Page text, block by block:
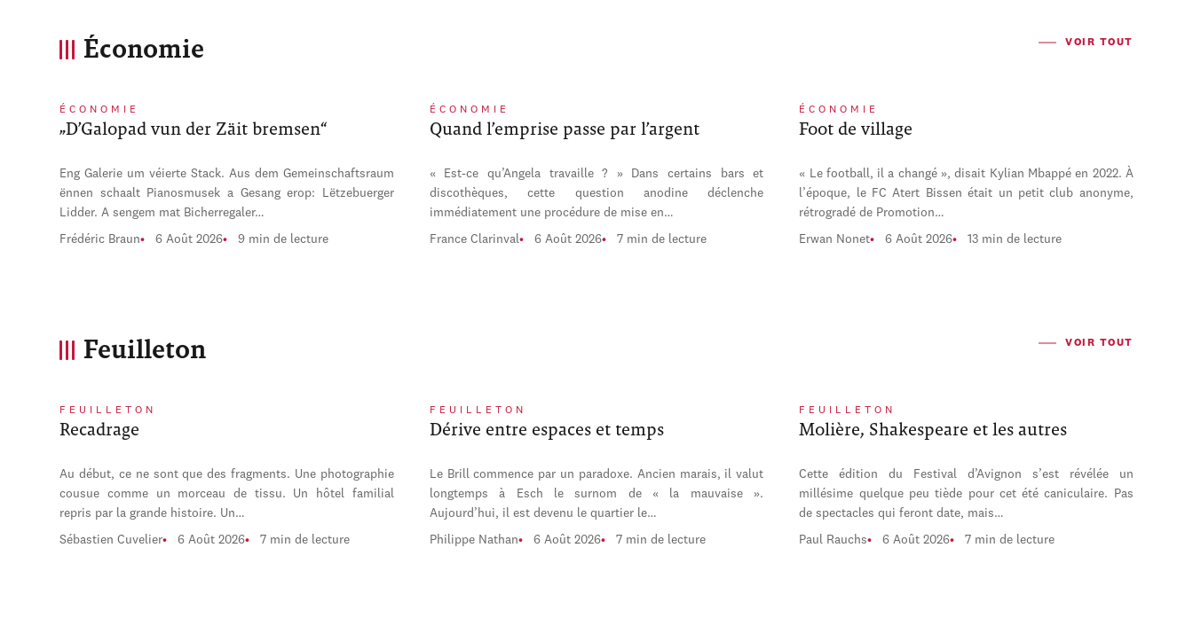
Économie VOIR TOUT
ÉCONOMIE
„D’Galopad vun der Zäit bremsen“
Eng Galerie um véierte Stack. Aus dem Gemeinschaftsraum
ënnen schaalt Pianosmusek a Gesang erop: Lëtzebuerger
Lidder. A sengem mat Bicherregaler…
Frédéric Braun 6 Août 2026 9 min de lecture
ÉCONOMIE
Quand l’emprise passe par l’argent
« Est-ce qu’Angela travaille ? » Dans certains bars et
discothèques, cette question anodine déclenche
immédiatement une procédure de mise en…
France Clarinval 6 Août 2026 7 min de lecture
ÉCONOMIE
Foot de village
« Le football, il a changé », disait Kylian Mbappé en 2022. À
l’époque, le FC Atert Bissen était un petit club anonyme,
rétrogradé de Promotion…
Erwan Nonet 6 Août 2026 13 min de lecture
Feuilleton VOIR TOUT
FEUILLETON
Recadrage
Au début, ce ne sont que des fragments. Une photographie
cousue comme un morceau de tissu. Un hôtel familial
repris par la grande histoire. Un…
Sébastien Cuvelier 6 Août 2026 7 min de lecture
FEUILLETON
Dérive entre espaces et temps
Le Brill commence par un paradoxe. Ancien marais, il valut
longtemps à Esch le surnom de « la mauvaise ».
Aujourd’hui, il est devenu le quartier le…
Philippe Nathan 6 Août 2026 7 min de lecture
FEUILLETON
Molière, Shakespeare et les autres
Cette édition du Festival d’Avignon s’est révélée un
millésime quelque peu tiède pour cet été caniculaire. Pas
de spectacles qui feront date, mais…
Paul Rauchs 6 Août 2026 7 min de lecture